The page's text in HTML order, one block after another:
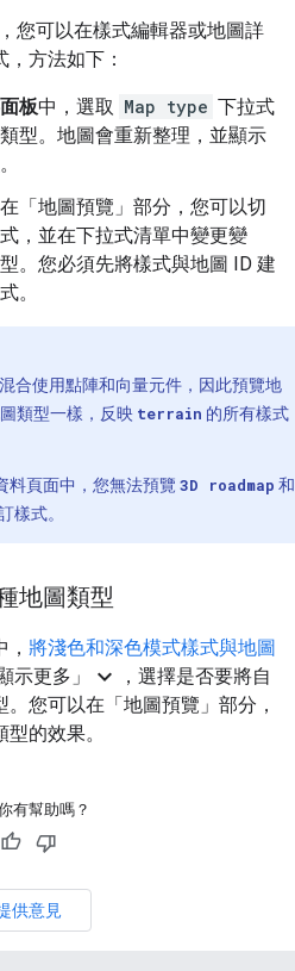
您可以在樣式編輯器或地圖詳
方法如下：
板中，選取 Map type 下拉式
型。地圖會重新整理，並顯示
在「地圖預覽」 部分，您可以切
，並在下拉式清單中變更變
。您必須先將樣式與地圖 ID 建
。
合使用點陣和向量元件，因此預覽地
類型一樣，反映 terrain 的所有樣式
料頁面中，您無法預覽 3D roadmap 和
樣式。
地圖類型
將淺色和深色模式樣式與地圖
示更多」 expand_more
，選擇是否要將自
您可以在「地圖預覽」 部分，
的效果。
有幫助嗎？
供意見